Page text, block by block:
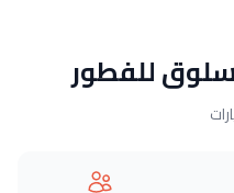
للفطور